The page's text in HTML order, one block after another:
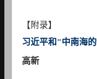
【附录】
习近平和"中南海
高新